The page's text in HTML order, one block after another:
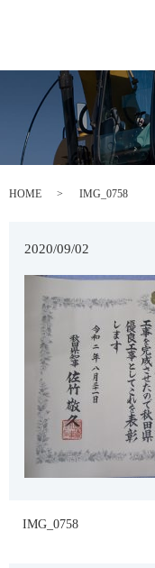
HOME IMG_0758
2020/09/02
IMG_0758